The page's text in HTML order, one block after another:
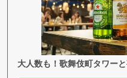
大人数も！歌舞伎町タワー